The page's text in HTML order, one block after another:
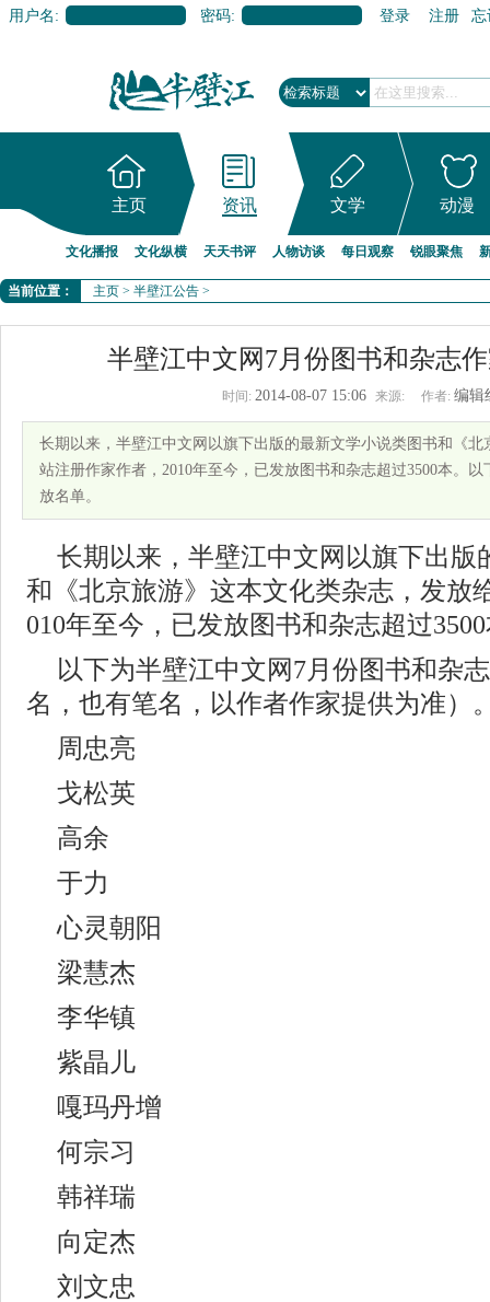
用户名: 密码: 登录 注册 忘
主页 资讯 文学 动漫
文化播报 文化纵横 天天书评 人物访谈 每日观察 锐眼聚焦
当前位置： 主页 > 半壁江公告 >
半壁江中文网7月份图书和杂志
时间: 2014-08-07 15:06 来源: 作者: 编
长期以来，半壁江中文网以旗下出版的最新文学小说类图书和《
站注册作家作者，2010年至今，已发放图书和杂志超过3500本。
放名单。
长期以来，半壁江中文网以旗下出版
和《北京旅游》这本文化类杂志，发放
010年至今，已发放图书和杂志超过
以下为半壁江中文网7月份图书和杂
名，也有笔名，以作者作家提供为准）
周忠亮
戈松英
高余
于力
心灵朝阳
梁慧杰
李华镇
紫晶儿
嘎玛丹增
何宗习
韩祥瑞
向定杰
刘文忠